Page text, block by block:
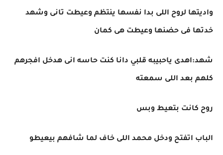
واديتها لروح اللى بدا نفسها ينتظم وعيطت تانى وشهد
خدتها فى حضنها وعيطت هى كمان
شهد:اهدى ياحبيبه قلبي دانا كنت حاسه انى هدخل افجرهم
كلهم بعد اللى سمعته
روح كانت بتعيط وبس
الباب اتفتح ودخل محمد اللى خاف لما شافهم بيعيطو